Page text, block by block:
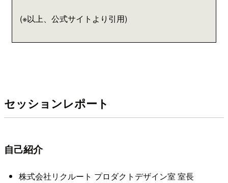
(※以上、公式サイトより引用)
セッションレポート
自己紹介
株式会社リクルート プロダクトデザイン室 室長